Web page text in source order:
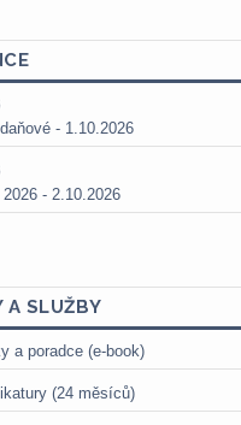
- 1.10.2026
- 2.10.2026
A SLUŽBY
a poradce (e-book)
(24 měsíců)